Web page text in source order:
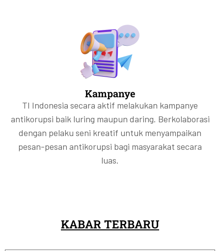
Kampanye
TI Indonesia secara aktif melakukan kampanye
antikorupsi baik luring maupun daring. Berkolaborasi
dengan pelaku seni kreatif untuk menyampaikan
pesan-pesan antikorupsi bagi masyarakat secara
luas.
KABAR TERBARU